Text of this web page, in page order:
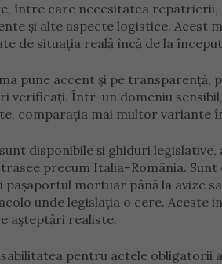
între care necesitatea repatrierii,
și alte aspecte logistice. Acest
de situația reală încă de la
pune accent și pe transparență,
verificați. Într-un domeniu
comparația mai multor
disponibile și ghiduri
precum Italia–România.
pașaportul mortuar până la avize
unde legislația o cere. Aceste
așteptări realiste.
pentru actele